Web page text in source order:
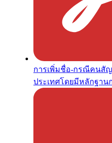
การเพิ่มชื่อ-กรณีคนสั
ประเทศโดยมีหลักฐาน